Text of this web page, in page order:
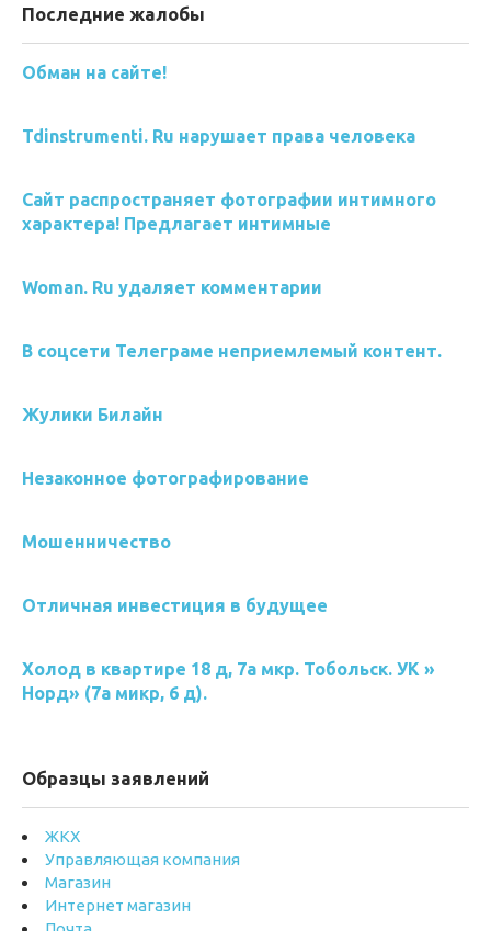
Последние жалобы
Обман на сайте!
Tdinstrumenti. Ru нарушает права человека
Сайт распространяет фотографии интимного
характера! Предлагает интимные
Woman. Ru удаляет комментарии
В соцсети Телеграме неприемлемый контент.
Жулики Билайн
Незаконное фотографирование
Мошенничество
Отличная инвестиция в будущее
Холод в квартире 18 д, 7а мкр. Тобольск. УК »
Норд» (7а микр, 6 д).
Образцы заявлений
ЖКХ
Управляющая компания
Магазин
Интернет магазин